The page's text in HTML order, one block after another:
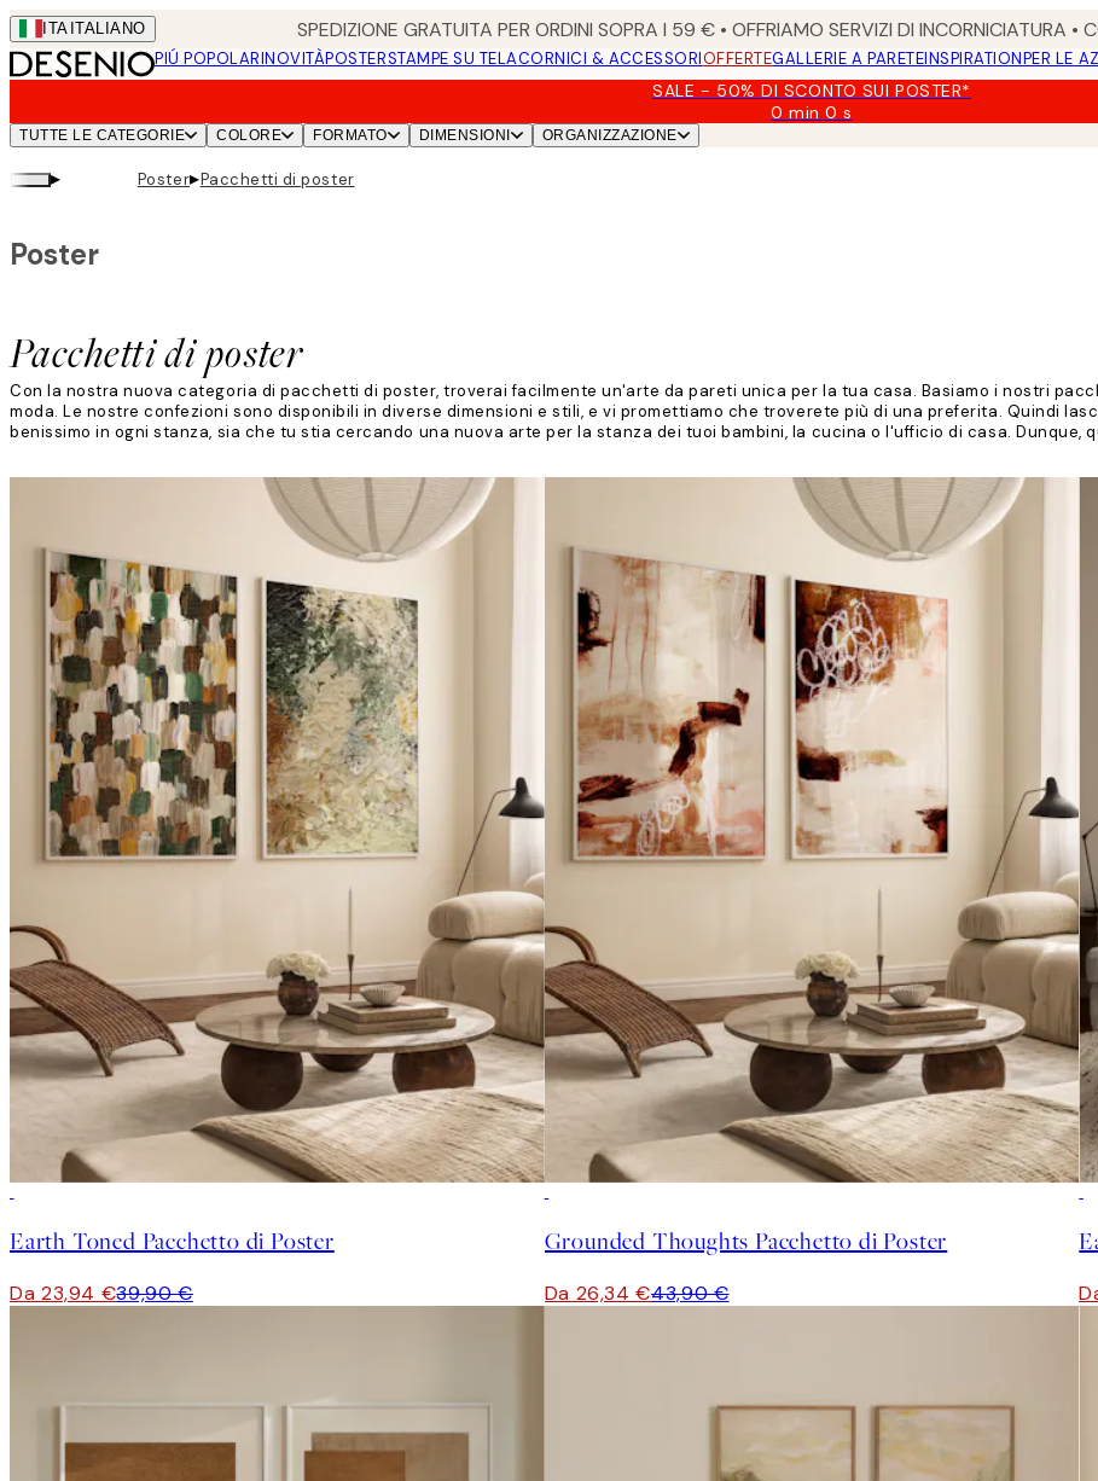
Skip
to
main
ITA ITALIANO SPEDIZIONE GRATUITA PER ORDINI SOPRA I 59 € • OFFRIAMO SERVIZI DI INCORNICIATURA •
PIÚ POPOLARINOVITÀPOSTERSTAMPE SU TELACORNICI & ACCESSORIOFFERTEGALLERIE A PARETEINSPIRATIONPER LE
SALE - 50% DI SCONTO SUI POSTER*
0 min0 s
Valido
TUTTE LE CATEGORIE COLORE FORMATO DIMENSIONI ORGANIZZAZIONE
▸ Poster▸Pacchetti di poster
Pacchetti di poster
Poster
Con la nostra nuova categoria di pacchetti di poster, troverai facilmente un'arte da pareti unica per la tua casa. Basiamo i nostri
moda. Le nostre confezioni sono disponibili in diverse dimensioni e stili, e vi promettiamo che troverete più di una preferita. Quindi
benissimo in ogni stanza, sia che tu stia cercando una nuova arte per la stanza dei tuoi bambini, la cucina o l'ufficio di casa.
Earth Toned Pacchetto di Poster
Da 23,94 €39,90 €
Grounded Thoughts Pacchetto di Poster
Da 26,34 €43,90 €